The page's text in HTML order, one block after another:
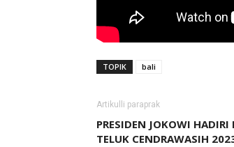
TOPIK bali
Artikulli paraprak
PRESIDEN JOKOWI HADIRI
TELUK CENDRAWASIH